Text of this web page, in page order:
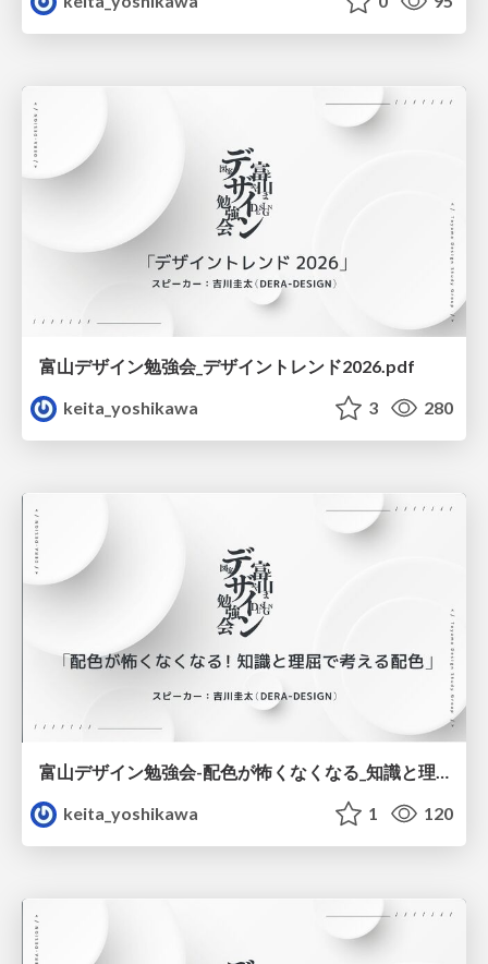
富山デザイン勉強会_デザイントレンド2026.pdf
keita_yoshikawa
3 280
富山デザイン勉強会-配色が怖くなくなる_知識と理屈で考える配色.pdf
keita_yoshikawa
1 120